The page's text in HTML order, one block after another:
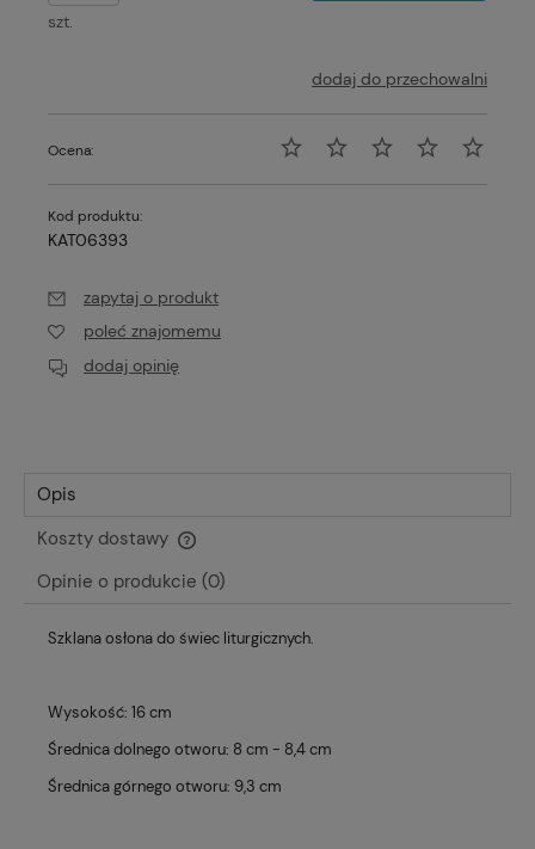
szt.
dodaj do przechowalni
Ocena:
Kod produktu:
KAT06393
zapytaj o produkt
poleć znajomemu
dodaj opinię
Opis
Koszty dostawy
Cena nie zawiera ewentualnych kosztów płatności
Opinie o produkcie (0)
Szklana osłona do świec liturgicznych.
Wysokość: 16 cm
Średnica dolnego otworu: 8 cm - 8,4 cm
Średnica górnego otworu: 9,3 cm